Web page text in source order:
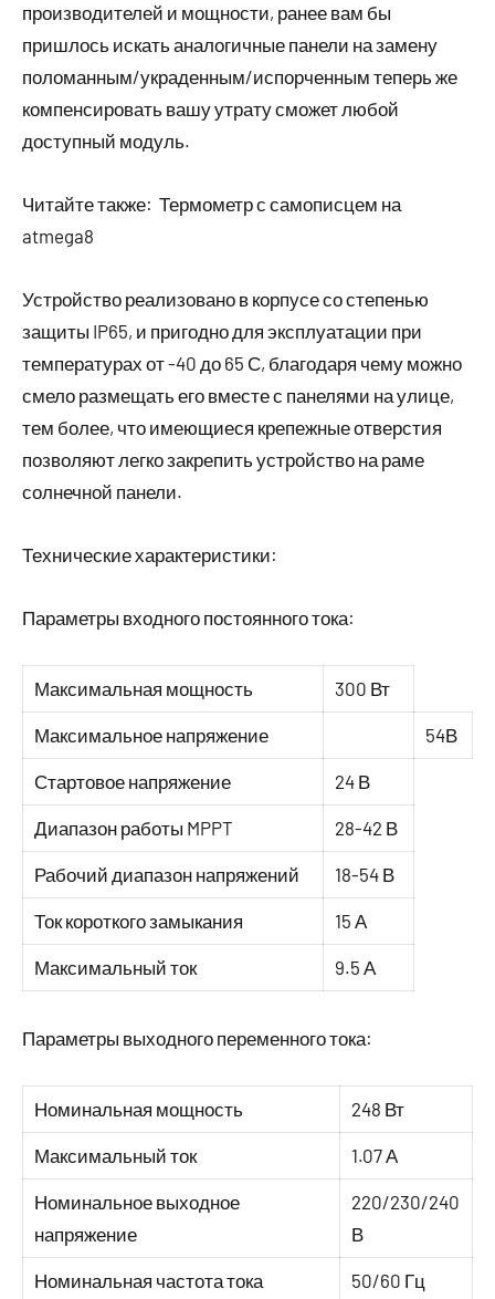
производителей и мощности, ранее вам бы
пришлось искать аналогичные панели на замену
поломанным/украденным/испорченным теперь же
компенсировать вашу утрату сможет любой
доступный модуль.
Читайте также: Термометр с самописцем на
atmega8
Устройство реализовано в корпусе со степенью
защиты IP65, и пригодно для эксплуатации при
температурах от -40 до 65 С, благодаря чему можно
смело размещать его вместе с панелями на улице,
тем более, что имеющиеся крепежные отверстия
позволяют легко закрепить устройство на раме
солнечной панели.
Технические характеристики:
Параметры входного постоянного тока:
Максимальная мощность 300 Вт
Максимальное напряжение 54В
Стартовое напряжение 24 В
Диапазон работы MPPT 28-42 В
Рабочий диапазон напряжений 18-54 В
Ток короткого замыкания 15 А
Максимальный ток 9.5 А
Параметры выходного переменного тока:
Номинальная мощность 248 Вт
Максимальный ток 1.07 А
Номинальное выходное
напряжение
220/230/240
В
Номинальная частота тока 50/60 Гц